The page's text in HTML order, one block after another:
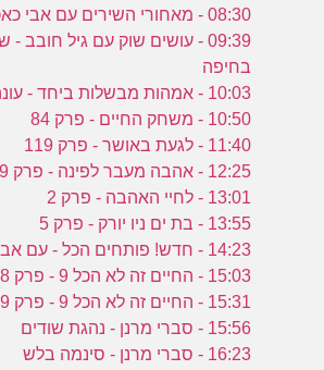
08:30 - מאחורי השירים עם אבי כאכון
09:39 - עושים שוק עם גיל חובב
בחיפה
10:03 - אמהות מבשלות ביחד - עונה 4
10:50 - משחק החיים - פרק 84
11:40 - לגעת באושר - פרק 119
12:25 - אהבה מעבר לפינה - פרק 89
13:01 - לחיי האהבה - פרק 2
13:55 - בת ים ניו יורק - פרק 5
14:23 - חדש! פותחים הכל - עם אביבה אבידן
15:03 - החיים זה לא הכל 9 - פרק 8
15:31 - החיים זה לא הכל 9 - פרק 9
15:56 - סברי מרנן - נהגת שודים
16:23 - סברי מרנן - סינמה בלש